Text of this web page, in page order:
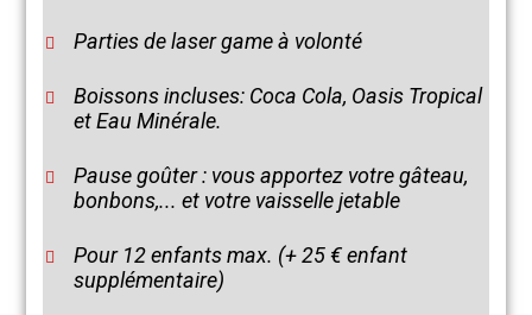
Parties de laser game à volonté
Boissons incluses: Coca Cola, Oasis Tropical
et Eau Minérale.
Pause goûter : vous apportez votre gâteau,
bonbons,... et votre vaisselle jetable
Pour 12 enfants max. (+ 25 € enfant
supplémentaire)